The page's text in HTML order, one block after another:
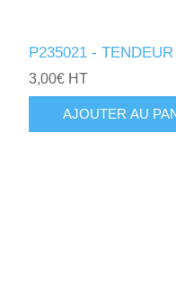
P235021 -
3,00€ HT
AJOUTER AU